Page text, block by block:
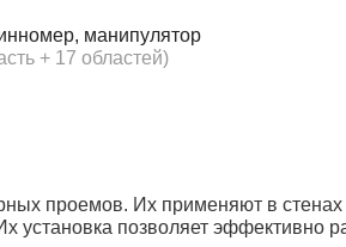
манипулятор
+ 17 областей)
проемов. Их применяют в стенах
установка позволяет эффективно